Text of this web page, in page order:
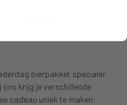
bierpakket specialer
krijg je verschillende
cadeau uniek te maken: